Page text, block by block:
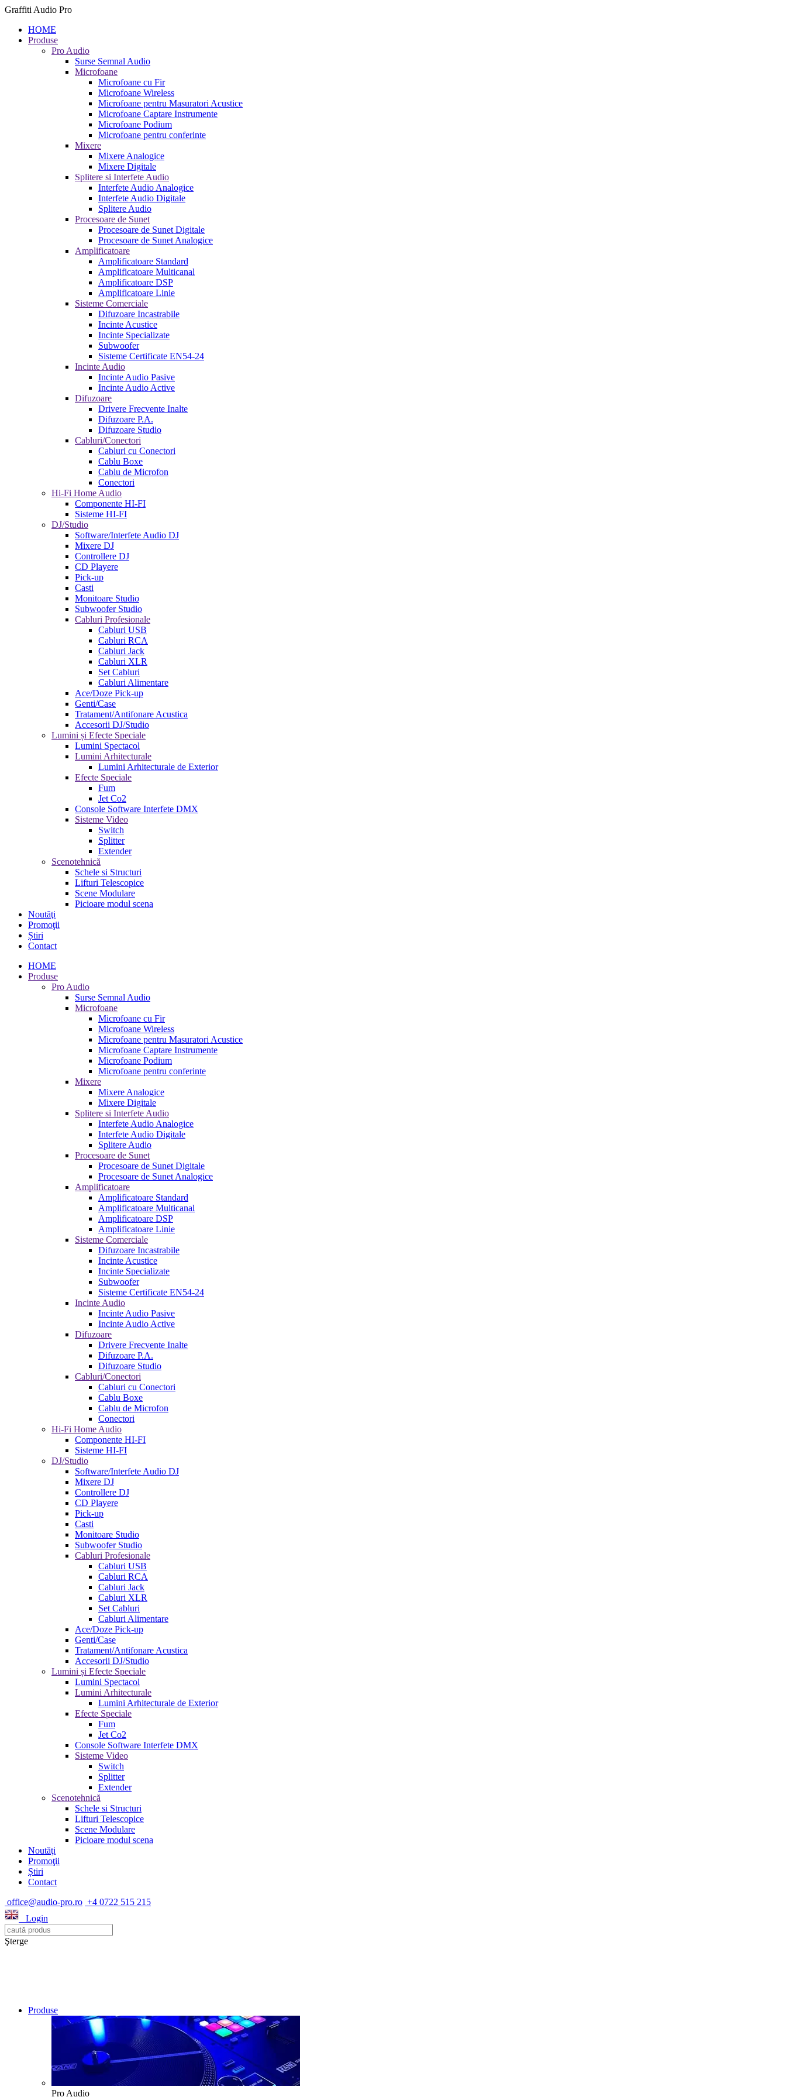
Graffiti Audio Pro
HOME
Produse
Pro Audio
Surse Semnal Audio
Microfoane
Microfoane cu Fir
Microfoane Wireless
Microfoane pentru Masuratori Acustice
Microfoane Captare Instrumente
Microfoane Podium
Microfoane pentru conferinte
Mixere
Mixere Analogice
Mixere Digitale
Splitere si Interfete Audio
Interfete Audio Analogice
Interfete Audio Digitale
Splitere Audio
Procesoare de Sunet
Procesoare de Sunet Digitale
Procesoare de Sunet Analogice
Amplificatoare
Amplificatoare Standard
Amplificatoare Multicanal
Amplificatoare DSP
Amplificatoare Linie
Sisteme Comerciale
Difuzoare Incastrabile
Incinte Acustice
Incinte Specializate
Subwoofer
Sisteme Certificate EN54-24
Incinte Audio
Incinte Audio Pasive
Incinte Audio Active
Difuzoare
Drivere Frecvente Inalte
Difuzoare P.A.
Difuzoare Studio
Cabluri/Conectori
Cabluri cu Conectori
Cablu Boxe
Cablu de Microfon
Conectori
Hi-Fi Home Audio
Componente HI-FI
Sisteme HI-FI
DJ/Studio
Software/Interfete Audio DJ
Mixere DJ
Controllere DJ
CD Playere
Pick-up
Casti
Monitoare Studio
Subwoofer Studio
Cabluri Profesionale
Cabluri USB
Cabluri RCA
Cabluri Jack
Cabluri XLR
Set Cabluri
Cabluri Alimentare
Ace/Doze Pick-up
Genti/Case
Tratament/Antifonare Acustica
Accesorii DJ/Studio
Lumini și Efecte Speciale
Lumini Spectacol
Lumini Arhitecturale
Lumini Arhitecturale de Exterior
Efecte Speciale
Fum
Jet Co2
Console Software Interfete DMX
Sisteme Video
Switch
Splitter
Extender
Scenotehnică
Schele si Structuri
Lifturi Telescopice
Scene Modulare
Picioare modul scena
Noutăţi
Promoţii
Știri
Contact
HOME
Produse
Pro Audio
Surse Semnal Audio
Microfoane
Microfoane cu Fir
Microfoane Wireless
Microfoane pentru Masuratori Acustice
Microfoane Captare Instrumente
Microfoane Podium
Microfoane pentru conferinte
Mixere
Mixere Analogice
Mixere Digitale
Splitere si Interfete Audio
Interfete Audio Analogice
Interfete Audio Digitale
Splitere Audio
Procesoare de Sunet
Procesoare de Sunet Digitale
Procesoare de Sunet Analogice
Amplificatoare
Amplificatoare Standard
Amplificatoare Multicanal
Amplificatoare DSP
Amplificatoare Linie
Sisteme Comerciale
Difuzoare Incastrabile
Incinte Acustice
Incinte Specializate
Subwoofer
Sisteme Certificate EN54-24
Incinte Audio
Incinte Audio Pasive
Incinte Audio Active
Difuzoare
Drivere Frecvente Inalte
Difuzoare P.A.
Difuzoare Studio
Cabluri/Conectori
Cabluri cu Conectori
Cablu Boxe
Cablu de Microfon
Conectori
Hi-Fi Home Audio
Componente HI-FI
Sisteme HI-FI
DJ/Studio
Software/Interfete Audio DJ
Mixere DJ
Controllere DJ
CD Playere
Pick-up
Casti
Monitoare Studio
Subwoofer Studio
Cabluri Profesionale
Cabluri USB
Cabluri RCA
Cabluri Jack
Cabluri XLR
Set Cabluri
Cabluri Alimentare
Ace/Doze Pick-up
Genti/Case
Tratament/Antifonare Acustica
Accesorii DJ/Studio
Lumini și Efecte Speciale
Lumini Spectacol
Lumini Arhitecturale
Lumini Arhitecturale de Exterior
Efecte Speciale
Fum
Jet Co2
Console Software Interfete DMX
Sisteme Video
Switch
Splitter
Extender
Scenotehnică
Schele si Structuri
Lifturi Telescopice
Scene Modulare
Picioare modul scena
Noutăţi
Promoţii
Știri
Contact
office@audio-pro.ro +4 0722 515 215
Login
Şterge
Produse
Pro Audio